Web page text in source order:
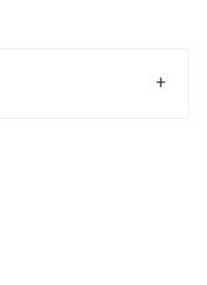
+